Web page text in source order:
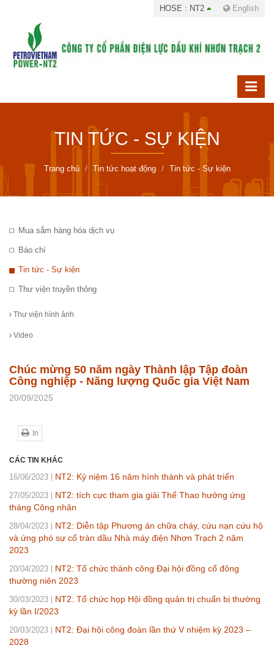
HOSE : NT2 English
TIN TỨC - SỰ KIỆN
Trang chủ Tin tức hoạt động Tin tức - Sự kiện
Mua sắm hàng hóa dịch vụ
Báo chí
Tin tức - Sự kiện
Thư viện truyền thông
Thư viện hình ảnh
Video
Chúc mừng 50 năm ngày Thành lập Tập đoàn
Công nghiệp - Năng lượng Quốc gia Việt Nam
20/09/2025
In
CÁC TIN KHÁC
16/06/2023 NT2: Kỷ niệm 16 năm hình thành và phát triển
27/05/2023
NT2: tích cực tham gia giải Thể Thao hưởng ứng
tháng Công nhân
28/04/2023
NT2: Diễn tập Phương án chữa cháy, cứu nạn cứu hộ
và ứng phó sự cố tràn dầu Nhà máy điện Nhơn Trạch 2 năm
2023
20/04/2023
NT2: Tổ chức thành công Đại hội đồng cổ đông
thường niên 2023
30/03/2023
NT2: Tổ chức họp Hội đồng quản trị chuẩn bị thường
kỳ lần I/2023
20/03/2023
NT2: Đại hội công đoàn lần thứ V nhiệm kỳ 2023 –
2028